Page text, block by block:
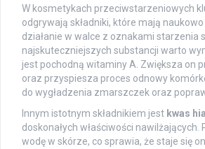
W kosmetykach przeciwstarzeniowych
odgrywają składniki, które mają
działanie w walce z oznakami starzenia
najskuteczniejszych substancji warto
jest pochodną witaminy A. Zwiększa on
oraz przyspiesza proces odnowy
do wygładzenia zmarszczek oraz
Innym istotnym składnikiem jest kwas
doskonałych właściwości
wodę w skórze, co sprawia, że staje się